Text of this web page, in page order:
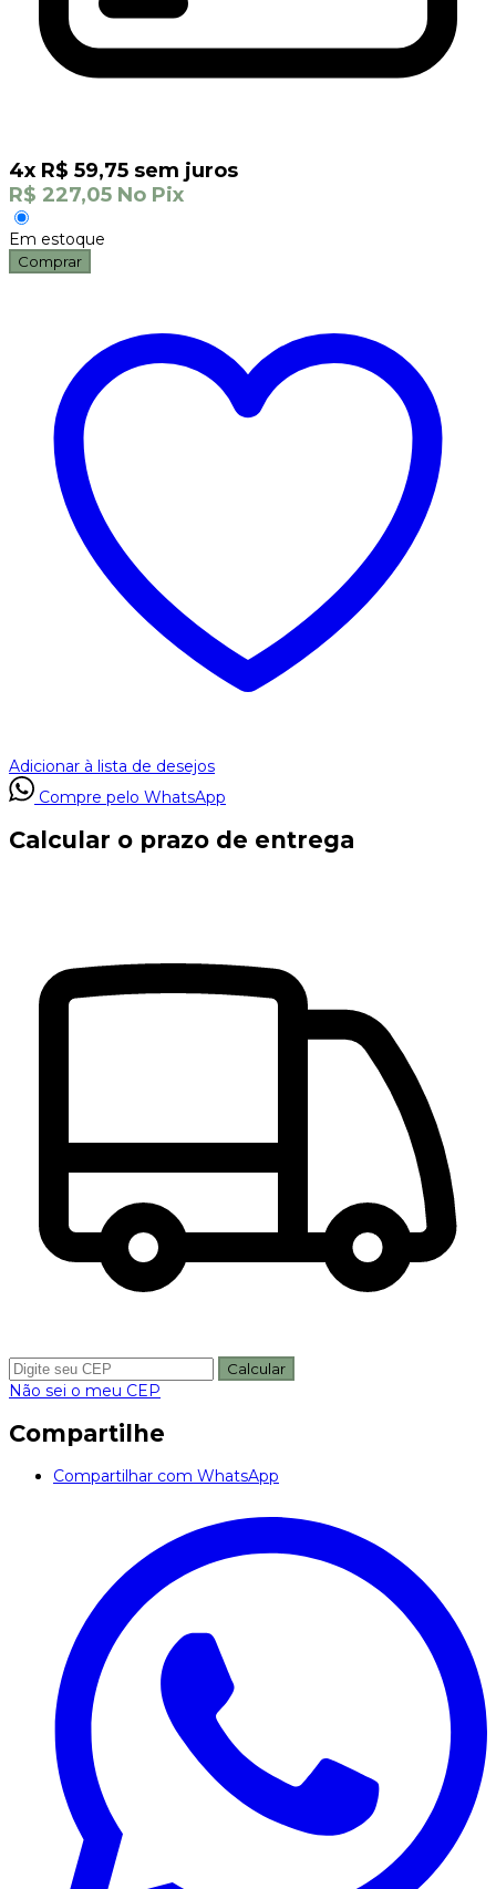
4x R$ 59,75 sem juros
R$ 227,05 No Pix
Em estoque
Comprar
Adicionar à lista de desejos
Compre pelo WhatsApp
Calcular o prazo de entrega
Calcular
Não sei o meu CEP
Compartilhe
Compartilhar com WhatsApp